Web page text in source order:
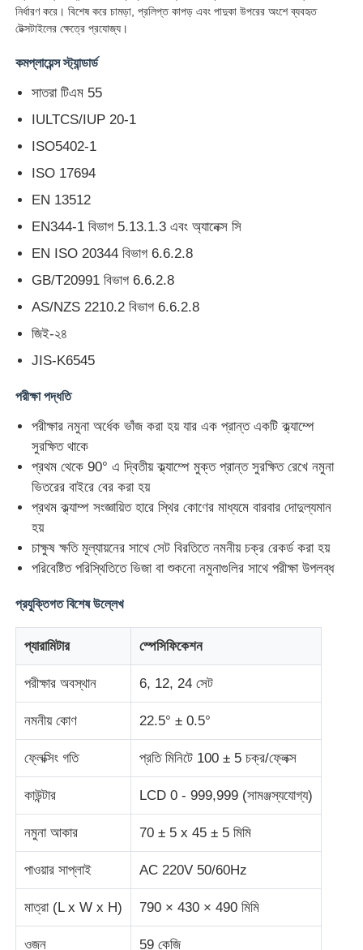
বাড়ি
পণ্য
আমাদের সম্পর্কে
উদ্ধৃতির জন্য আবেদন
ল্যাব টেস্টিং ইকুইপমেন্ট
এনভায়রনমেন্টাল টেস্ট চেম্বার
ইউনিভার্সাল টেস্টিং মেশিন
ইমপ্যাক্ট টেস্টিং মেশিন
ঘর্ষণ পরীক্ষার যন্ত্র
নির্মাণ সামগ্রী পরীক্ষার সরঞ্জাম
প্যাকেজিং পরীক্ষা সরঞ্জাম
আঠালো পরীক্ষার সরঞ্জাম
নির্ধারণ করে। বিশেষ করে চামড়া, প্রলিপ্ত কাপড় এবং পাদুকা উপরের অংশে ব্যবহৃত
টেক্সটাইলের ক্ষেত্রে প্রযোজ্য।
কমপ্লায়েন্স স্ট্যান্ডার্ড
সাতরা টিএম 55
IULTCS/IUP 20-1
ISO5402-1
ISO 17694
EN 13512
EN344-1 বিভাগ 5.13.1.3 এবং অ্যানেক্স সি
EN ISO 20344 বিভাগ 6.6.2.8
GB/T20991 বিভাগ 6.6.2.8
AS/NZS 2210.2 বিভাগ 6.6.2.8
জিই-২৪
JIS-K6545
পরীক্ষা পদ্ধতি
পরীক্ষার নমুনা অর্ধেক ভাঁজ করা হয় যার এক প্রান্ত একটি ক্ল্যাম্পে
সুরক্ষিত থাকে
প্রথম থেকে 90° এ দ্বিতীয় ক্ল্যাম্পে মুক্ত প্রান্ত সুরক্ষিত রেখে নমুনা
ভিতরের বাইরে বের করা হয়
প্রথম ক্ল্যাম্প সংজ্ঞায়িত হারে স্থির কোণের মাধ্যমে বারবার দোদুল্যমান
হয়
চাক্ষুষ ক্ষতি মূল্যায়নের সাথে সেট বিরতিতে নমনীয় চক্র রেকর্ড করা হয়
পরিবেষ্টিত পরিস্থিতিতে ভিজা বা শুকনো নমুনাগুলির সাথে পরীক্ষা উপলব্ধ
প্রযুক্তিগত বিশেষ উল্লেখ
প্যারামিটার স্পেসিফিকেশন
পরীক্ষার অবস্থান 6, 12, 24 সেট
নমনীয় কোণ 22.5° ± 0.5°
ফ্লেক্সিং গতি প্রতি মিনিটে 100 ± 5 চক্র/ফ্লেক্স
কাউন্টার LCD 0 - 999,999 (সামঞ্জস্যযোগ্য)
নমুনা আকার 70 ± 5 x 45 ± 5 মিমি
পাওয়ার সাপ্লাই AC 220V 50/60Hz
মাত্রা (L x W x H) 790 × 430 × 490 মিমি
ওজন 59 কেজি